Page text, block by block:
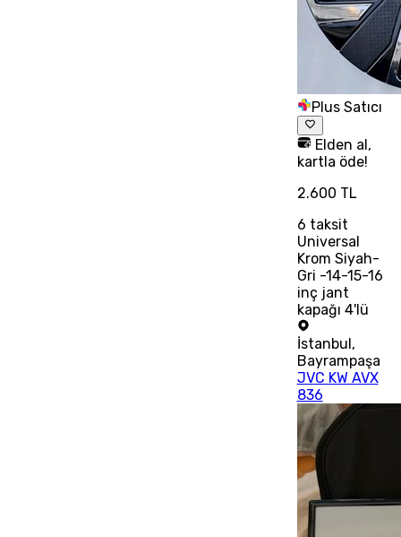
Plus Satıcı
Elden al,
kartla öde!
2.600 TL
6 taksit
Universal
Krom Siyah-
Gri -14-15-16
inç jant
kapağı 4'lü
İstanbul,
Bayrampaşa
JVC KW AVX
836